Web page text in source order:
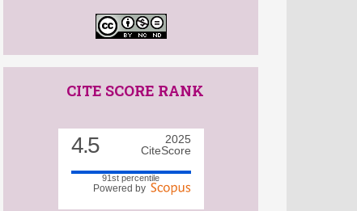
CITE SCORE RANK
4.5
2025
CiteScore
91st percentile
Powered by